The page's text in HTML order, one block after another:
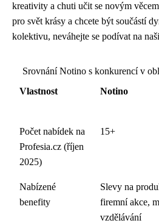
kreativity a chuti učit se novým
pro svět krásy a chcete být součástí
kolektivu, neváhejte se podívat na
Srovnání Notino s konkurencí v
Vlastnost
Notino
Počet nabídek na
Profesia.cz (říjen
2025)
15+
Nabízené
benefity
Slevy na
firemní akce,
vzdělávání